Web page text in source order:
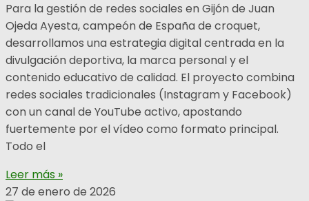
Para la gestión de redes sociales en Gijón de Juan
Ojeda Ayesta, campeón de España de croquet,
desarrollamos una estrategia digital centrada en la
divulgación deportiva, la marca personal y el
contenido educativo de calidad. El proyecto combina
redes sociales tradicionales (Instagram y Facebook)
con un canal de YouTube activo, apostando
fuertemente por el vídeo como formato principal.
Todo el
Leer más »
27 de enero de 2026